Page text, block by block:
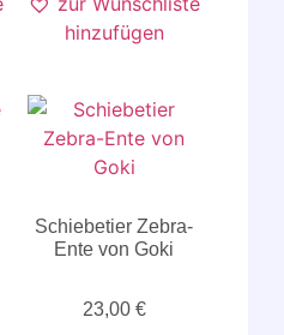
hinzufügen
Schiebetier Zebra-
Ente von Goki
23,00 €